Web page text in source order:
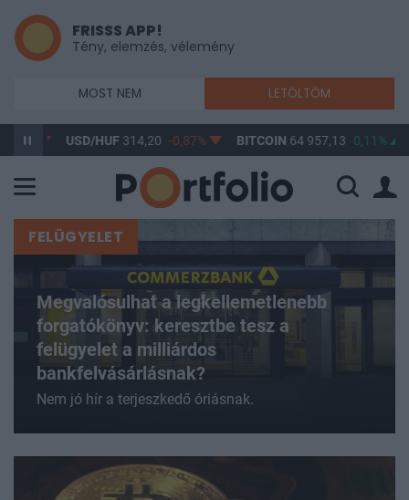
FRISSS APP!
Tény, elemzés, vélemény
MOST NEM LETÖLTÖM
USD/HUF 314,20 -0,87% BITCOIN 64 957,13 0,11% BUX
FELÜGYELET
Megvalósulhat a legkellemetlenebb
forgatókönyv: keresztbe tesz a
felügyelet a milliárdos
bankfelvásárlásnak?
Nem jó hír a terjeszkedő óriásnak.